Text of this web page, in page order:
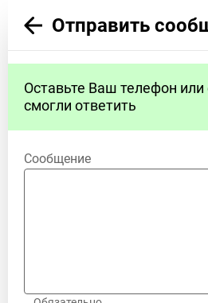
Отправить
Оставьте Ваш телефон
смогли ответить
Сообщение